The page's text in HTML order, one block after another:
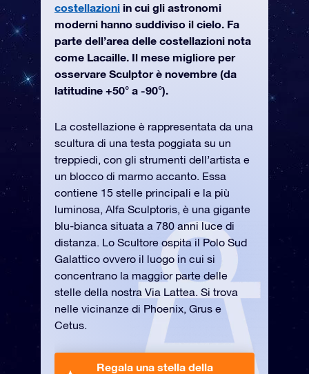
costellazioni in cui gli astronomi
moderni hanno suddiviso il cielo. Fa
parte dell’area delle costellazioni nota
come Lacaille. Il mese migliore per
osservare Sculptor è novembre (da
latitudine +50° a -90°).
La costellazione è rappresentata da una
scultura di una testa poggiata su un
treppiedi, con gli strumenti dell’artista e
un blocco di marmo accanto. Essa
contiene 15 stelle principali e la più
luminosa, Alfa Sculptoris, è una gigante
blu-bianca situata a 780 anni luce di
distanza. Lo Scultore ospita il Polo Sud
Galattico ovvero il luogo in cui si
concentrano la maggior parte delle
stelle della nostra Via Lattea. Si trova
nelle vicinanze di Phoenix, Grus e
Cetus.
Regala una stella della